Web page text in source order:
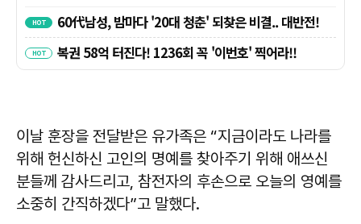
이날 훈장을 전달받은 유가족은 “지금이라도 나라를
위해 헌신하신 고인의 명예를 찾아주기 위해 애쓰신
분들께 감사드리고, 참전자의 후손으로 오늘의 영예를
소중히 간직하겠다”고 말했다.